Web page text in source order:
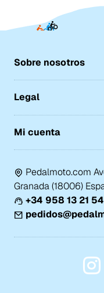
Sobre nosotros
Legal
Mi cuenta
Pedalmoto.com
Granada (18006)
+34 958 13 21 54